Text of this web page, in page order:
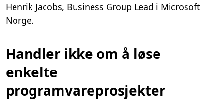
Henrik Jacobs, Business Group Lead i Microsoft
Norge.
Handler ikke om å løse
enkelte
programvareprosjekter